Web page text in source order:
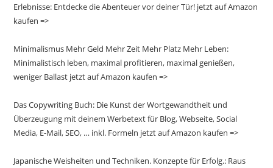
Erlebnisse: Entdecke die Abenteuer vor deiner Tür! jetzt auf Amazon
kaufen =>
Minimalismus Mehr Geld Mehr Zeit Mehr Platz Mehr Leben:
Minimalistisch leben, maximal profitieren, maximal genießen,
weniger Ballast jetzt auf Amazon kaufen =>
Das Copywriting Buch: Die Kunst der Wortgewandtheit und
Überzeugung mit deinem Werbetext für Blog, Webseite, Social
Media, E-Mail, SEO, … inkl. Formeln jetzt auf Amazon kaufen =>
Japanische Weisheiten und Techniken. Konzepte für Erfolg.: Raus